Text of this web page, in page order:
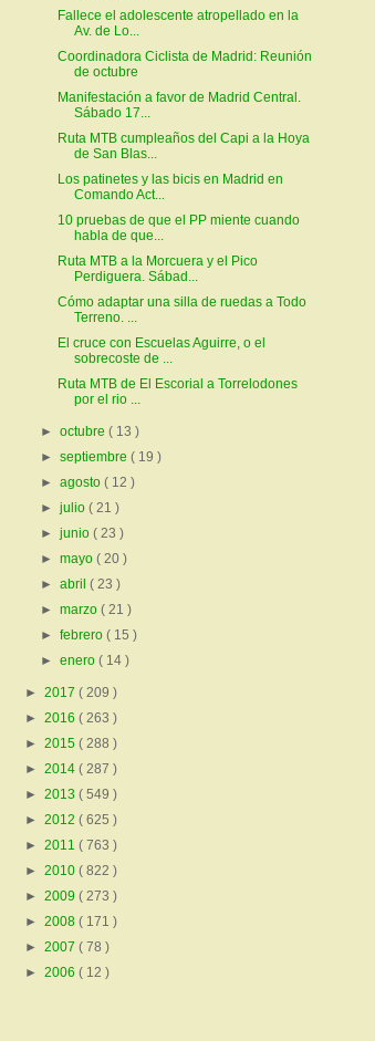
Fallece el adolescente atropellado en la
Av. de Lo...
Coordinadora Ciclista de Madrid: Reunión
de octubre
Manifestación a favor de Madrid Central.
Sábado 17...
Ruta MTB cumpleaños del Capi a la Hoya
de San Blas...
Los patinetes y las bicis en Madrid en
Comando Act...
10 pruebas de que el PP miente cuando
habla de que...
Ruta MTB a la Morcuera y el Pico
Perdiguera. Sábad...
Cómo adaptar una silla de ruedas a Todo
Terreno. ...
El cruce con Escuelas Aguirre, o el
sobrecoste de ...
Ruta MTB de El Escorial a Torrelodones
por el rio ...
►octubre( 13 )
►septiembre( 19 )
►agosto( 12 )
►julio( 21 )
►junio( 23 )
►mayo( 20 )
►abril( 23 )
►marzo( 21 )
►febrero( 15 )
►enero( 14 )
► 2017 ( 209 )
► 2016 ( 263 )
► 2015 ( 288 )
► 2014 ( 287 )
► 2013 ( 549 )
► 2012 ( 625 )
► 2011 ( 763 )
► 2010 ( 822 )
► 2009 ( 273 )
► 2008 ( 171 )
► 2007 ( 78 )
► 2006 ( 12 )